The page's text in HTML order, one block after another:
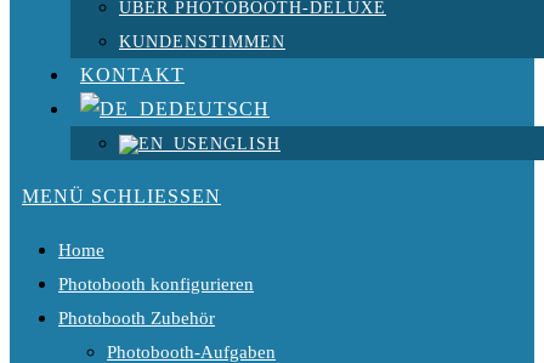
ÜBER PHOTOBOOTH-DELUXE
KUNDENSTIMMEN
KONTAKT
DEUTSCH
ENGLISH
MENÜ SCHLIESSEN
Home
Photobooth konfigurieren
Photobooth Zubehör
Photobooth-Aufgaben